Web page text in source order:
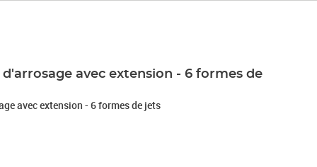
d'arrosage avec extension - 6 formes de
avec extension - 6 formes de jets